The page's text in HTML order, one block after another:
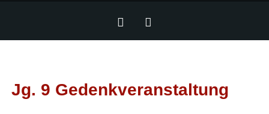
Jg. 9 Gedenkveranstaltung